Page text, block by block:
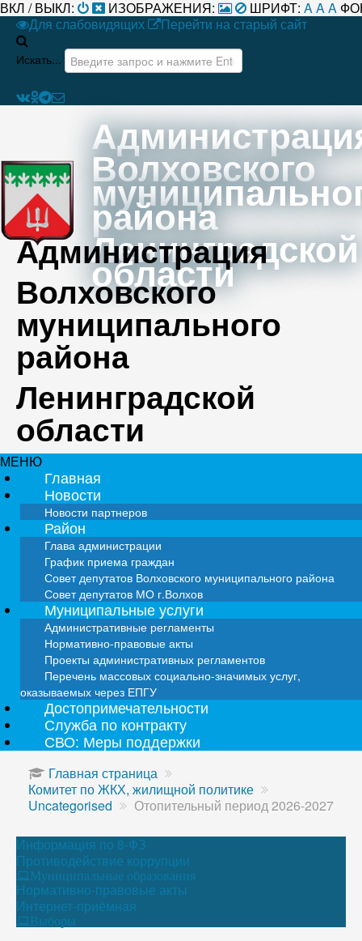
ВКЛ / ВЫКЛ: ИЗОБРАЖЕНИЯ: ШРИФТ: AAA
Для слабовидящих
Перейти на старый сайт
Искать...
Волховского
района
Ленинградской
области
Администрация
Волховского
муниципального
района
Ленинградской
области
МЕНЮ
Главная
Новости
Новости партнеров
Район
Глава администрации
График приема граждан
Совет депутатов Волховского муниципального района
Совет депутатов МО г.Волхов
Муниципальные услуги
Административные регламенты
Нормативно-правовые акты
Проекты административных регламентов
Перечень массовых социально-значимых услуг,
оказываемых через ЕПГУ
Достопримечательности
Служба по контракту
СВО: Меры поддержки
Главная страница
Комитет по ЖКХ, жилищной политике
Uncategorised
Отопительный период 2026-2027
Информация по 8-ФЗ
Противодействие коррупции
Муниципальные образования
Нормативно-правовые акты
Интернет-приёмная
Выборы